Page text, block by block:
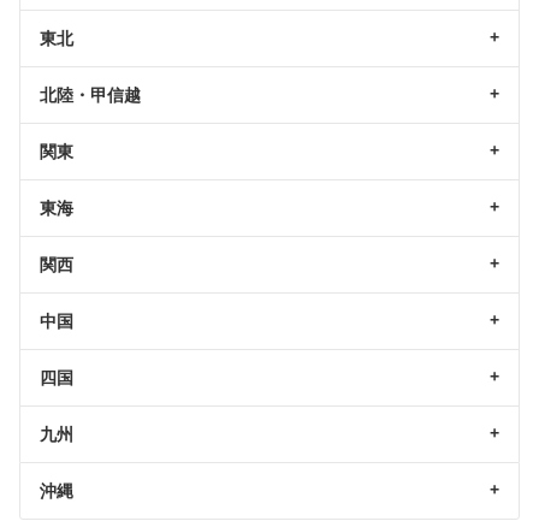
東北
北陸・甲信越
関東
東海
関西
中国
四国
九州
沖縄